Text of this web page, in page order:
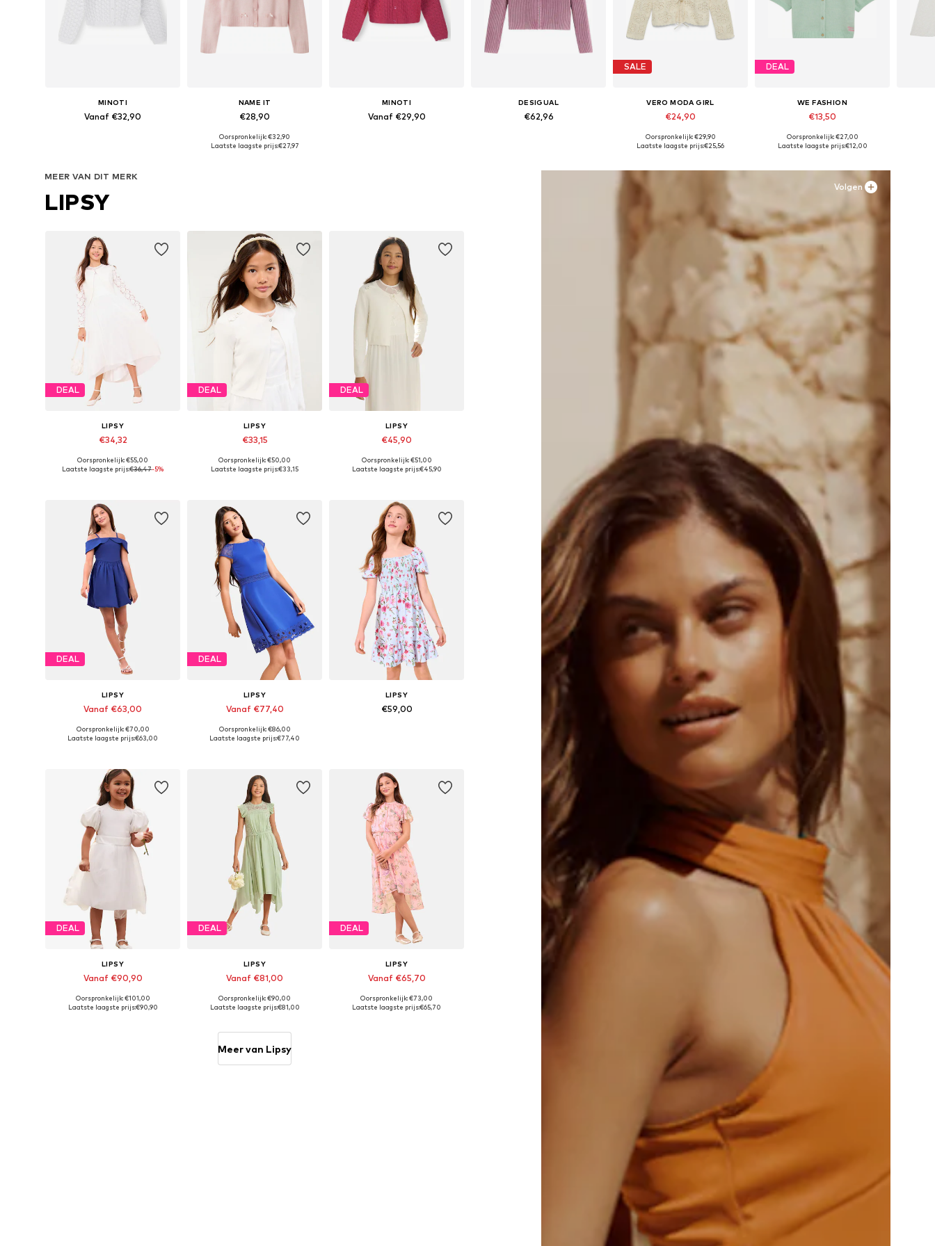
MINOTI
Vanaf €32,90
NAME IT
€28,90
Oorspronkelijk: €32,90
Laatste laagste prijs:€27,97
MINOTI
Vanaf €29,90
DESIGUAL
€62,96
SALE
VERO MODA GIRL
€24,90
Oorspronkelijk: €29,90
Laatste laagste prijs:€25,56
DEAL
WE FASHION
€13,50
Oorspronkelijk: €27,00
Laatste laagste prijs:€12,00
Volgen
MEER VAN DIT MERK
LIPSY
DEAL
LIPSY
€34,32
Beschikbare maten: 164
Oorspronkelijk: €55,00
Laatste laagste prijs:€36,47-5%
DEAL
LIPSY
€33,15
Beschikbare maten: 168
Oorspronkelijk: €50,00
Laatste laagste prijs:€33,15
DEAL
LIPSY
€45,90
Beschikbare maten: 116
Oorspronkelijk: €51,00
Laatste laagste prijs:€45,90
DEAL
LIPSY
Vanaf €63,00
Beschikbaar in vele maten
Oorspronkelijk: €70,00
Laatste laagste prijs:€63,00
DEAL
LIPSY
Vanaf €77,40
Beschikbaar in vele maten
Oorspronkelijk: €86,00
Laatste laagste prijs:€77,40
LIPSY
€59,00
DEAL
LIPSY
Vanaf €90,90
Beschikbaar in vele maten
Oorspronkelijk: €101,00
Laatste laagste prijs:€90,90
DEAL
LIPSY
Vanaf €81,00
Beschikbaar in vele maten
Oorspronkelijk: €90,00
Laatste laagste prijs:€81,00
DEAL
LIPSY
Vanaf €65,70
Beschikbaar in vele maten
Oorspronkelijk: €73,00
Laatste laagste prijs:€65,70
Meer van Lipsy